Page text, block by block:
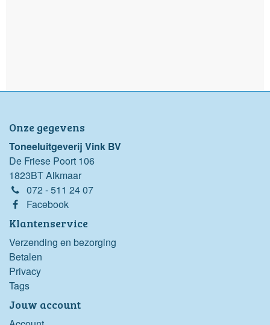
Onze gegevens
Toneeluitgeverij Vink BV
De Friese Poort 106
1823BT Alkmaar
072 - 511 24 07
Facebook
Klantenservice
Verzending en bezorging
Betalen
Privacy
Tags
Jouw account